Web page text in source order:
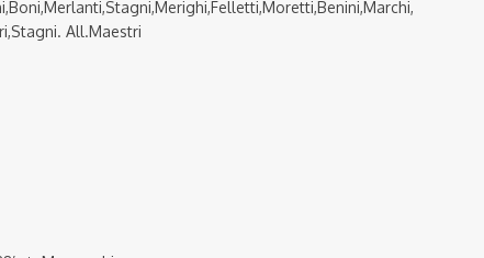
All.Maestri